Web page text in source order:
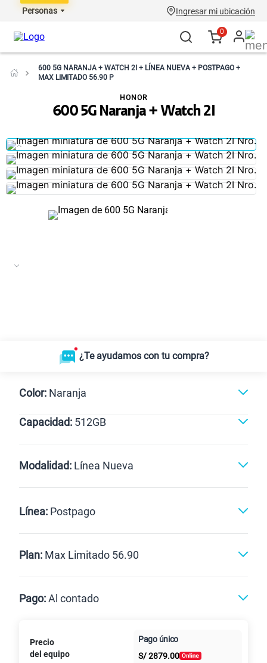
Personas Ingresar mi ubicación
0
600 5G NARANJA + WATCH 2I + LÍNEA NUEVA + POSTPAGO +
MAX LIMITADO 56.90 P
600 5G Naranja + Watch 2I
HONOR
¿Te ayudamos con tu compra?
Color: Naranja
Naranja
Capacidad: 512GB
512GB
Modalidad: Línea Nueva
Renovación Celular liberado
Línea: Postpago
Postpago
Plan: Max Limitado 56.90
Paga solo
25GBen alta velocidad
S/
Pago:Al contado
Al contado Cuotas Claro
intereses
Precio
del equipo
Pago único
S/2879.00